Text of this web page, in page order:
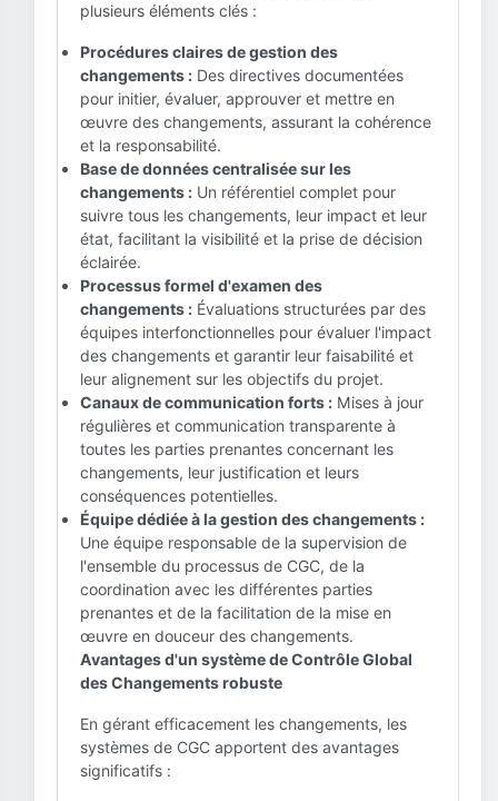
plusieurs éléments clés :
Procédures claires de gestion des
changements : Des directives documentées
pour initier, évaluer, approuver et mettre en
œuvre des changements, assurant la cohérence
et la responsabilité.
Base de données centralisée sur les
changements : Un référentiel complet pour
suivre tous les changements, leur impact et leur
état, facilitant la visibilité et la prise de décision
éclairée.
Processus formel d'examen des
changements : Évaluations structurées par des
équipes interfonctionnelles pour évaluer l'impact
des changements et garantir leur faisabilité et
leur alignement sur les objectifs du projet.
Canaux de communication forts : Mises à jour
régulières et communication transparente à
toutes les parties prenantes concernant les
changements, leur justification et leurs
conséquences potentielles.
Équipe dédiée à la gestion des changements :
Une équipe responsable de la supervision de
l'ensemble du processus de CGC, de la
coordination avec les différentes parties
prenantes et de la facilitation de la mise en
œuvre en douceur des changements.
Avantages d'un système de Contrôle Global
des Changements robuste
En gérant efficacement les changements, les
systèmes de CGC apportent des avantages
significatifs :